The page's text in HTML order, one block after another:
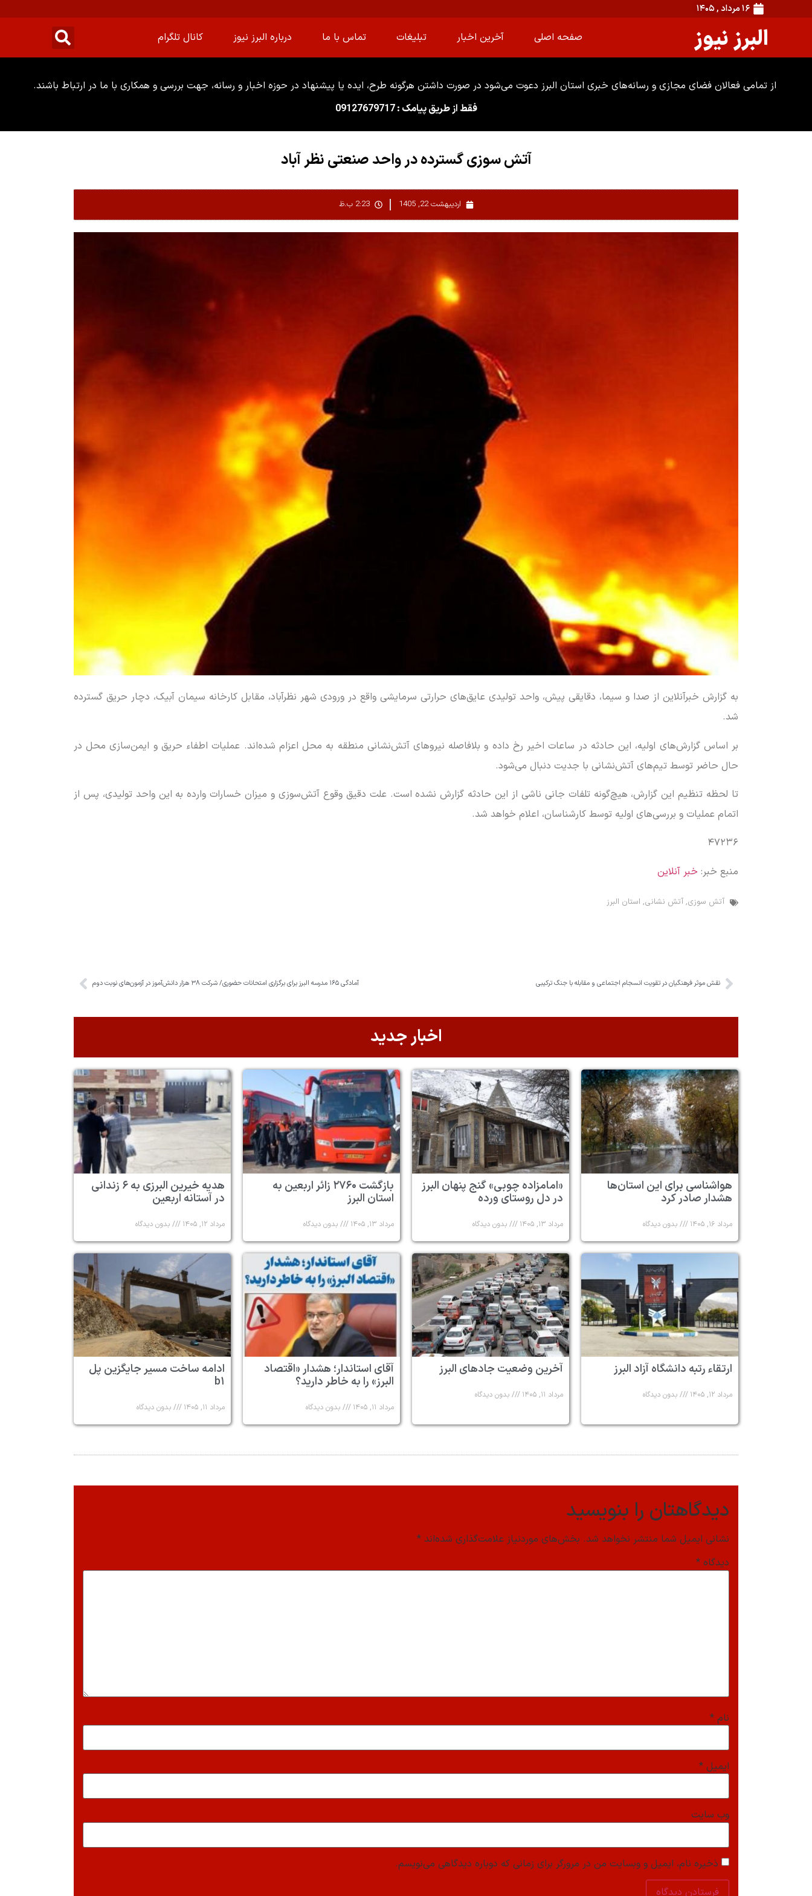
۱۶ مرداد , ۱۴۰۵
البرز نیوز صفحه اصلی آخرین اخبار تبلیغات تماس با ما درباره البرز نیوز کانال تلگرام
از تمامی فعالان فضای مجازی و رسانه‌های خبری استان البرز دعوت می‌شود در صورت داشتن هرگونه طرح، ایده یا پیشنهاد در حوزه اخبار و رسانه، جهت بررسی و همکاری با ما در ارتباط باشند.
فقط از طریق پیامک : 09127679717
آتش سوزی گسترده در واحد صنعتی نظر آباد
اردیبهشت 22, 1405 2:23 ب.ظ
به گزارش خبرآنلاین از صدا و سیما، دقایقی پیش، واحد تولیدی عایق‌های حرارتی سرمایشی واقع در ورودی شهر نظرآباد، مقابل کارخانه سیمان آبیک، دچار حریق گسترده
شد.
بر اساس گزارش‌های اولیه، این حادثه در ساعات اخیر رخ داده و بلافاصله نیروهای آتش‌نشانی منطقه به محل اعزام شده‌اند. عملیات اطفاء حریق و ایمن‌سازی محل در
حال حاضر توسط تیم‌های آتش‌نشانی با جدیت دنبال می‌شود.
تا لحظه تنظیم این گزارش، هیچ‌گونه تلفات جانی ناشی از این حادثه گزارش نشده است. علت دقیق وقوع آتش‌سوزی و میزان خسارات وارده به این واحد تولیدی، پس از
اتمام عملیات و بررسی‌های اولیه توسط کارشناسان، اعلام خواهد شد.
۴۷۲۳۶
منبع خبر: خبر آنلاین
آتش سوزی, آتش نشانی, استان البرز
نقش موثر فرهنگیان در تقویت انسجام اجتماعی و‌ مقابله با جنگ ترکیبی آمادگی ۱۶۵ مدرسه البرز برای برگزاری امتحانات حضوری/ شرکت ۳۸ هزار دانش‌آموز در آزمون‌های نوبت دوم
اخبار جدید
هواشناسی برای این استان‌ها
هشدار صادر کرد
مرداد ۱۶, ۱۴۰۵ بدون دیدگاه
«امامزاده چوبی» گنج پنهان البرز
در دل روستای ورده
مرداد ۱۳, ۱۴۰۵ بدون دیدگاه
بازگشت ۲۷۶۰ زائر اربعین به
استان البرز
مرداد ۱۳, ۱۴۰۵ بدون دیدگاه
هدیه خیرین البرزی به ۶ زندانی
در آستانه اربعین
مرداد ۱۲, ۱۴۰۵ بدون دیدگاه
ارتقاء رتبه دانشگاه آزاد البرز
مرداد ۱۲, ۱۴۰۵ بدون دیدگاه
آخرین وضعیت جادهای البرز
مرداد ۱۱, ۱۴۰۵ بدون دیدگاه
آقای استاندار؛ هشدار «اقتصاد
البرز» را به خاطر دارید؟
مرداد ۱۱, ۱۴۰۵ بدون دیدگاه
ادامه ساخت مسیر جایگزین پل
b۱
مرداد ۱۱, ۱۴۰۵ بدون دیدگاه
دیدگاهتان را بنویسید
نشانی ایمیل شما منتشر نخواهد شد. بخش‌های موردنیاز علامت‌گذاری شده‌اند *
دیدگاه *
نام *
ایمیل *
وب‌ سایت
ذخیره نام، ایمیل و وبسایت من در مرورگر برای زمانی که دوباره دیدگاهی می‌نویسم.